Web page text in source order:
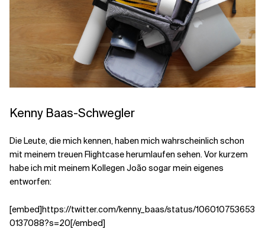
Kenny Baas-Schwegler
Die Leute, die mich kennen, haben mich wahrscheinlich schon
mit meinem treuen Flightcase herumlaufen sehen. Vor kurzem
habe ich mit meinem Kollegen João sogar mein eigenes
entworfen:
[embed]https://twitter.com/kenny_baas/status/106010753653
0137088?s=20[/embed]